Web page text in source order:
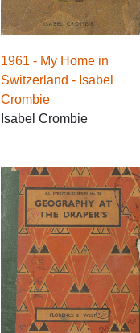
1961 - My Home in
Switzerland - Isabel
Crombie
Isabel Crombie